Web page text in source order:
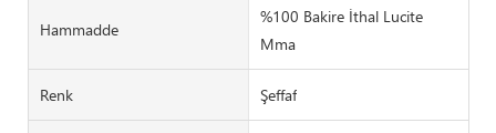
Hammadde
%100 Bakire İthal Lucite
Mma
Renk Şeffaf